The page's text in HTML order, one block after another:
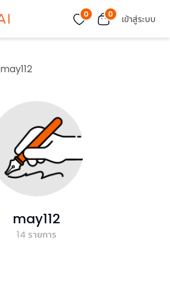
0 0 เข้าสู่ระบบ
may112
may112
14 รายการ